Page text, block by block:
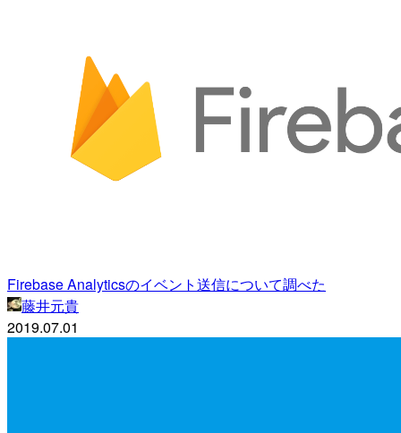
Firebase Analyticsのイベント送信について調べた
藤井元貴
2019.07.01